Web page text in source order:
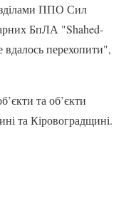
ППО Сил
БпЛА "Shahed-
перехопити",
та об’єкти
та Кіровоградщині.